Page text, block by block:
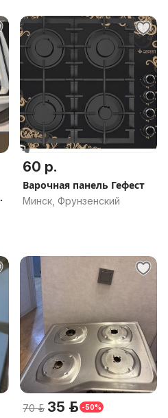
60 р.
Варочная панель Гефест
Минск, Фрунзенский
70 р. 35 р. -50%